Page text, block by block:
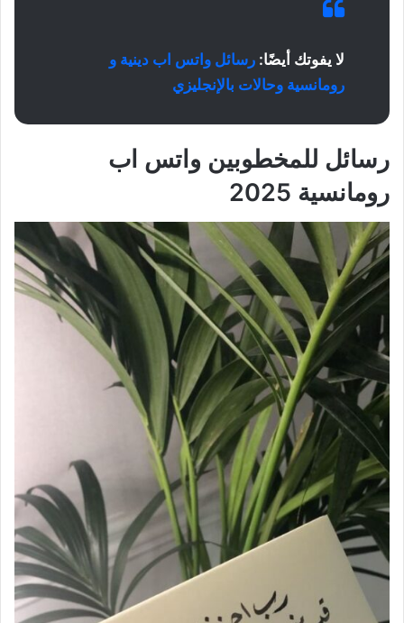
لا يفوتك أيضًا: رسائل واتس اب دينية و
رومانسية وحالات بالإنجليزي
رسائل للمخطوبين واتس اب
رومانسية 2025